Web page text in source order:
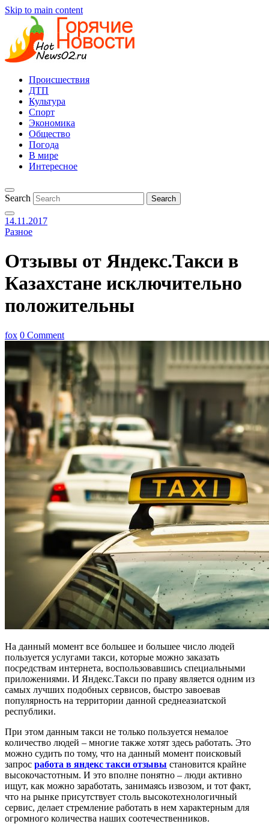
Skip to main content
Происшествия
ДТП
Культура
Спорт
Экономика
Общество
Погода
В мире
Интересное
Search
14.11.2017
Разное
Отзывы от Яндекс.Такси в
Казахстане исключительно
положительны
fox 0 Comment
На данный момент все большее и большее число людей
пользуется услугами такси, которые можно заказать
посредствам интернета, воспользовавшись специальными
приложениями. И Яндекс.Такси по праву является одним из
самых лучших подобных сервисов, быстро завоевав
популярность на территории данной среднеазиатской
республики.
При этом данным такси не только пользуется немалое
количество людей – многие также хотят здесь работать. Это
можно судить по тому, что на данный момент поисковый
запрос работа в яндекс такси отзывы становится крайне
высокочастотным. И это вполне понятно – люди активно
ищут, как можно заработать, занимаясь извозом, и тот факт,
что на рынке присутствует столь высокотехнологичный
сервис, делает стремление работать в нем характерным для
огромного количества наших соотечественников.